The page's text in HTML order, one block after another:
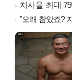
치사율 최대
"오래 참았죠?